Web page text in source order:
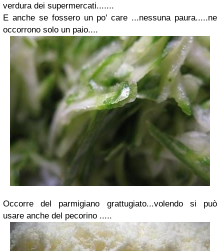
verdura dei supermercati.......
E anche se fossero un po' care ...nessuna paura.....ne
occorrono solo un paio....
Occorre del parmigiano grattugiato...volendo si può
usare anche del pecorino .....